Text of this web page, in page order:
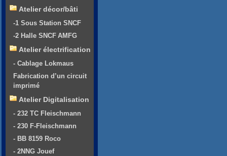
Atelier décor/bâti
-1 Sous Station SNCF
-2 Halle SNCF AMFG
Atelier électrification
- Cablage Lokmaus
Fabrication d’un circuit
imprimé
Atelier Digitalisation
- 232 TC Fleischmann
- 230 F-Fleischmann
- BB 8159 Roco
- 2NNG Jouef